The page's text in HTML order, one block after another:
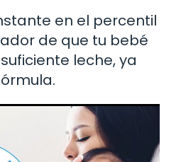
en el percentil
de que tu bebé
leche, ya